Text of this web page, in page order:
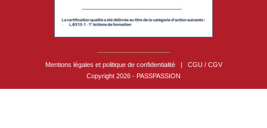
Mentions légales et politique de confidentialité |
CGU / CGV
Copyright 2026 - PASSPASSION